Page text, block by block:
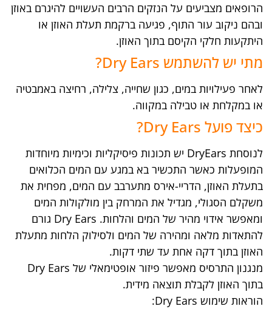
הרופאים מצביעים על הנזקים הרבים העשויים להיגרם באוזן
ובהם ניקוב עור התוף, פגיעה ברקמת תעלת האוזן או
היתקעות חלקי הקיסם בתוך האוזן.
מתי יש להשתמש Dry Ears?
לאחר פעילויות במים, כגון שחייה, צלילה, רחיצה באמבטיה
או במקלחת או טבילה במקווה.
כיצד פועל Dry Ears?
לנוסחת DryEars יש תכונות פיסיקליות וכימיות מיוחדות
המופעלות כאשר התכשיר בא במגע עם המים הכלואים
בתעלת האוזן, הדריי-אירס מתערבב עם המים, מפחית את
משקלם הסגולי, מגדיל את המרחק בין מולקולות המים
ומאפשר אידוי מהיר של המים והלחות. Dry Ears גורם
להתאדות מלאה ומהירה של המים ולסילוק הלחות מתעלת
האוזן בתוך דקה אחת עד שתי דקות.
מנגנון התרסיס מאפשר פיזור אופטימאלי של Dry Ears
בתוך האוזן לקבלת תוצאה מידית.
הוראות שימוש Dry Ears: